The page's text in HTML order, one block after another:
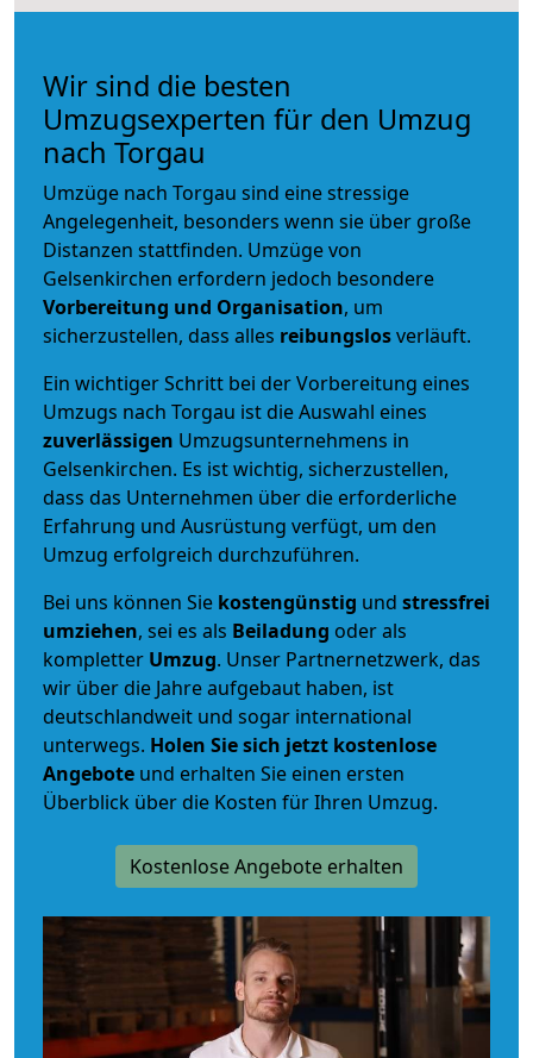
Wir sind die besten
Umzugsexperten für den Umzug
nach Torgau
Umzüge nach Torgau sind eine stressige
Angelegenheit, besonders wenn sie über große
Distanzen stattfinden. Umzüge von
Gelsenkirchen erfordern jedoch besondere
Vorbereitung und Organisation, um
sicherzustellen, dass alles reibungslosverläuft.
Ein wichtiger Schritt bei der Vorbereitung eines
Umzugs nach Torgau ist die Auswahl eines
zuverlässigen Umzugsunternehmens in
Gelsenkirchen. Es ist wichtig, sicherzustellen,
dass das Unternehmen über die erforderliche
Erfahrung und Ausrüstung verfügt, um den
Umzug erfolgreich durchzuführen.
Bei uns können Sie kostengünstig und stressfrei
umziehen, sei es als Beiladung oder als
kompletter Umzug. Unser Partnernetzwerk, das
wir über die Jahre aufgebaut haben, ist
deutschlandweit und sogar international
unterwegs. Holen Sie sich jetzt kostenlose
Angebote und erhalten Sie einen ersten
Überblick über die Kosten für Ihren Umzug.
Kostenlose Angebote erhalten